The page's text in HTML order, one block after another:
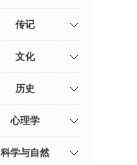
传记
文化
历史
心理学
科学与自然